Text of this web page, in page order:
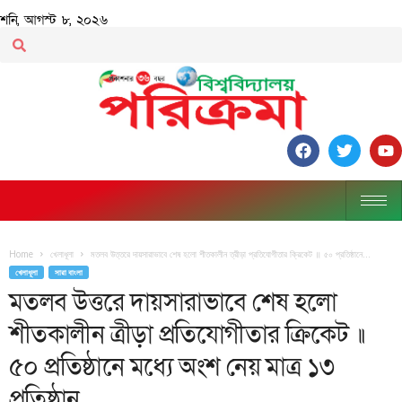
শনি, আগস্ট ৮, ২০২৬
Home খেলাধূলা মতলব উত্তরে দায়সারাভাবে শেষ হলো শীতকালীন ত্রীড়া প্রতিযোগীতার ক্রিকেট ॥ ৫০ প্রতিষ্ঠানে...
খেলাধূলা সারা বাংলা
মতলব উত্তরে দায়সারাভাবে শেষ হলো
শীতকালীন ত্রীড়া প্রতিযোগীতার ক্রিকেট ॥
৫০ প্রতিষ্ঠানে মধ্যে অংশ নেয় মাত্র ১৩